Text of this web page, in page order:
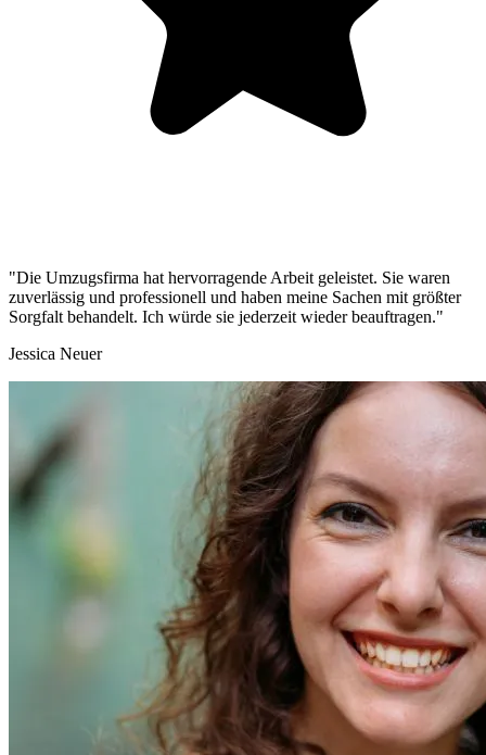
"Die Umzugsfirma hat hervorragende Arbeit geleistet. Sie waren
zuverlässig und professionell und haben meine Sachen mit größter
Sorgfalt behandelt. Ich würde sie jederzeit wieder beauftragen."
Jessica Neuer